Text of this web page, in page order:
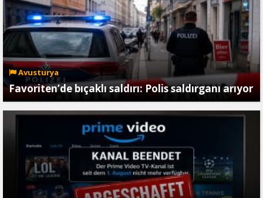
Avusturya
Favoriten’de bıçaklı saldırı: Polis saldırganı arıyor